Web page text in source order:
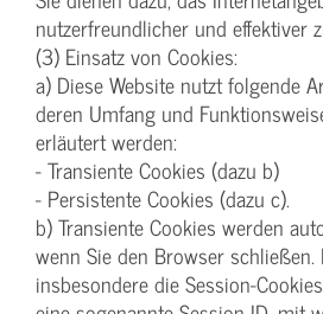
nutzerfreundlicher und effektiver
(3) Einsatz von Cookies:
a) Diese Website nutzt folgende
deren Umfang und
erläutert werden:
- Transiente Cookies (dazu b)
- Persistente Cookies (dazu c).
b) Transiente Cookies werden
wenn Sie den Browser schließen.
insbesondere die Session-